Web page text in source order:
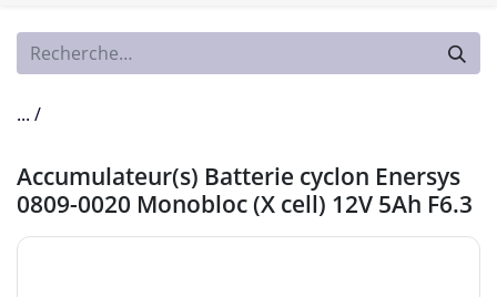
... /
Accumulateur(s) Batterie cyclon Enersys
0809-0020 Monobloc (X cell) 12V 5Ah F6.3